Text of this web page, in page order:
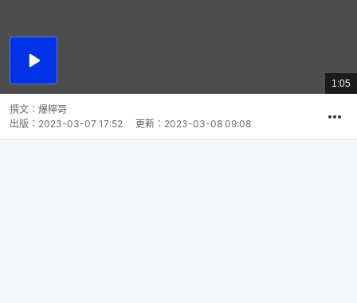
播
總
共
1:05
撰文： 爆檸哥
出版： 2023-03-07 17:52 更新： 2023-03-08 09:08